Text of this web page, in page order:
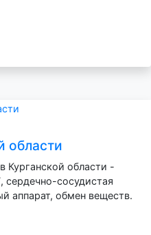
области
Курганской области -
сосудистая
аппарат, обмен веществ.